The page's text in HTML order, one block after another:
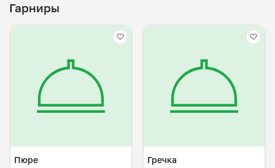
Гарниры
Пюре Гречка